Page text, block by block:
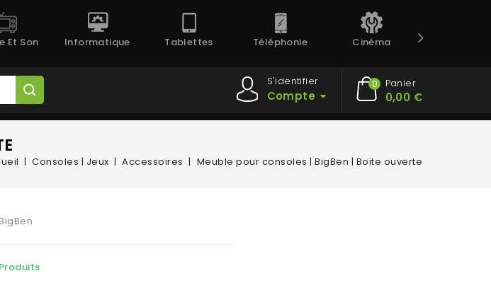
Et Son Informatique Tablettes Téléphonie Cinéma
Panier
0,00 €
0
S'identifier
Compte
Consoles | Jeux Accessoires Meuble pour consoles | BigBen | Boite ouverte